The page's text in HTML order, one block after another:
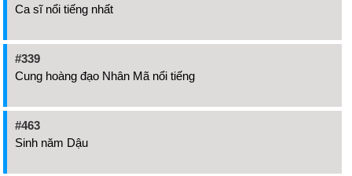
Ca sĩ nổi tiếng nhất
#339
Cung hoàng đạo Nhân Mã nổi tiếng
#463
Sinh năm Dậu